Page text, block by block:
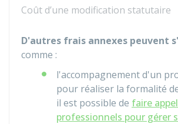
Coût d’une modification statutaire
D'autres frais annexes peuvent
comme :
l'accompagnement d'un
pour réaliser la formalité
il est possible de faire
professionnels pour gérer